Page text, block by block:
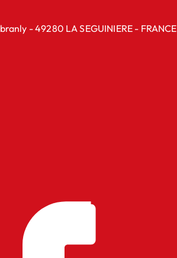
- 49280 LA SEGUINIERE - FRANCE